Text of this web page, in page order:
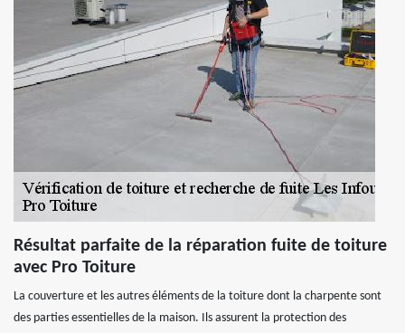
Résultat parfaite de la réparation fuite de toiture
avec Pro Toiture
La couverture et les autres éléments de la toiture dont la charpente sont
des parties essentielles de la maison. Ils assurent la protection des